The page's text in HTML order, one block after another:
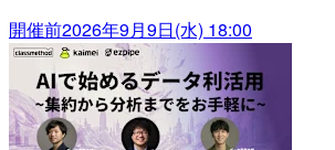
開催前2026年9月9日(水) 18:00